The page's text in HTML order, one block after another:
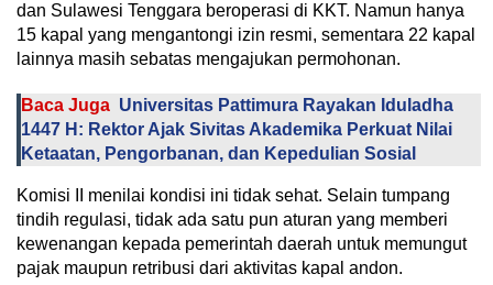
dan Sulawesi Tenggara beroperasi di KKT. Namun hanya
15 kapal yang mengantongi izin resmi, sementara 22 kapal
lainnya masih sebatas mengajukan permohonan.
Baca Juga Universitas Pattimura Rayakan Iduladha
1447 H: Rektor Ajak Sivitas Akademika Perkuat Nilai
Ketaatan, Pengorbanan, dan Kepedulian Sosial
Komisi II menilai kondisi ini tidak sehat. Selain tumpang
tindih regulasi, tidak ada satu pun aturan yang memberi
kewenangan kepada pemerintah daerah untuk memungut
pajak maupun retribusi dari aktivitas kapal andon.